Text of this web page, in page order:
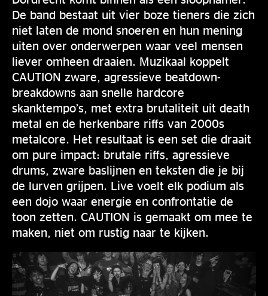
De band bestaat uit vier boze tieners die zich
niet laten de mond snoeren en hun mening
uiten over onderwerpen waar veel mensen
liever omheen draaien. Muzikaal koppelt
CAUTION zware, agressieve beatdown-
breakdowns aan snelle hardcore
skanktempo’s, met extra brutaliteit uit death
metal en de herkenbare riffs van 2000s
metalcore. Het resultaat is een set die draait
om pure impact: brutale riffs, agressieve
drums, zware baslijnen en teksten die je bij
de lurven grijpen. Live voelt elk podium als
een dojo waar energie en confrontatie de
toon zetten. CAUTION is gemaakt om mee te
maken, niet om rustig naar te kijken.